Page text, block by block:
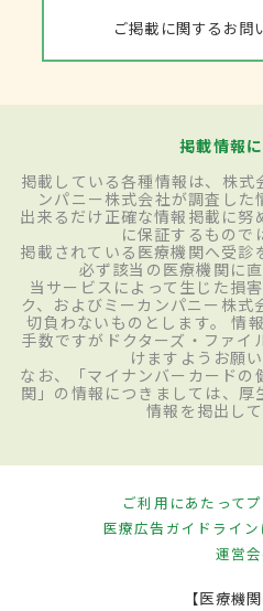
ご掲載に関するお問
掲載情報
掲載している各種情報は、株式
ンパニー株式会社が調査した
出来るだけ正確な情報掲載に努
に保証するもので
掲載されている医療機関へ受診
必ず該当の医療機関に
当サービスによって生じた損
ク、およびミーカンパニー株
切負わないものとします。 情
手数ですがドクターズ・ファイ
けますようお願
なお、「マイナンバーカードの
関」の情報につきましては、厚
情報を掲出して
ご利用にあたって
医療広告ガイドライン
運営
【医療機